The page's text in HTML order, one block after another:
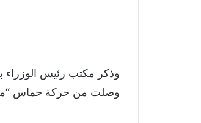
وذكر مكتب رئيس الوزراء
وصلت من حركة حماس